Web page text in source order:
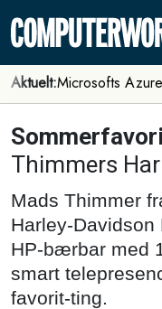
Aktuelt:Microsofts
Thimmers
Mads Thimmer
Harley-Davidson
HP-bærbar med
smart
favorit-ting.